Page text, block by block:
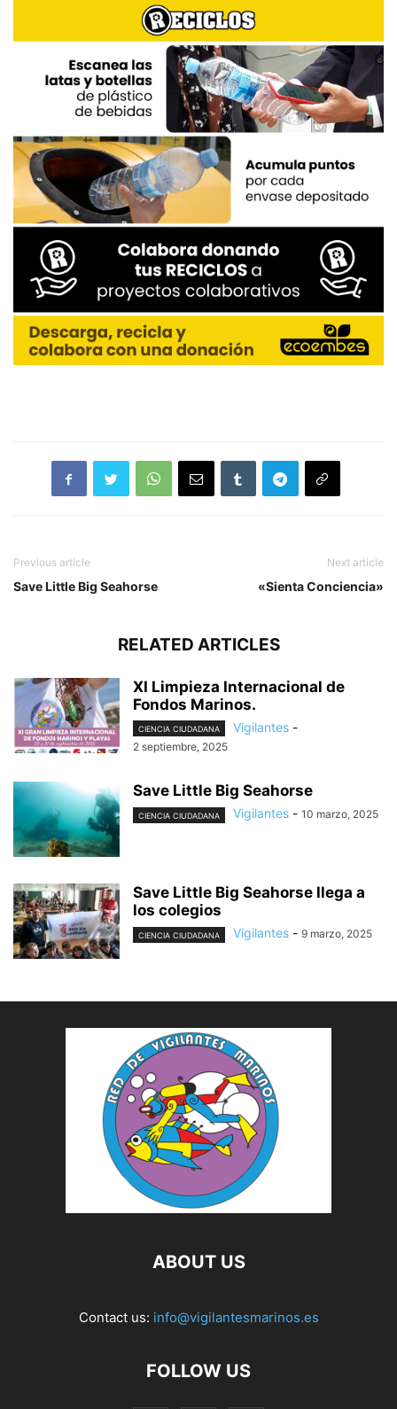
Previous article
Save Little Big Seahorse
Next article
«Sienta Conciencia»
RELATED ARTICLES
XI Limpieza Internacional de
Fondos Marinos.
CIENCIA CIUDADANA Vigilantes -
2 septiembre, 2025
Save Little Big Seahorse
CIENCIA CIUDADANA Vigilantes - 10 marzo, 2025
Save Little Big Seahorse llega a
los colegios
CIENCIA CIUDADANA Vigilantes - 9 marzo, 2025
ABOUT US
Contact us: info@vigilantesmarinos.es
FOLLOW US